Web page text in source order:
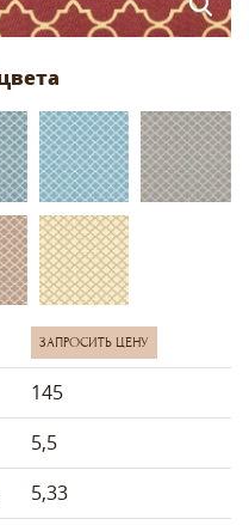
ЗАПРОСИТЬ ЦЕНУ
145
5,5
5,33